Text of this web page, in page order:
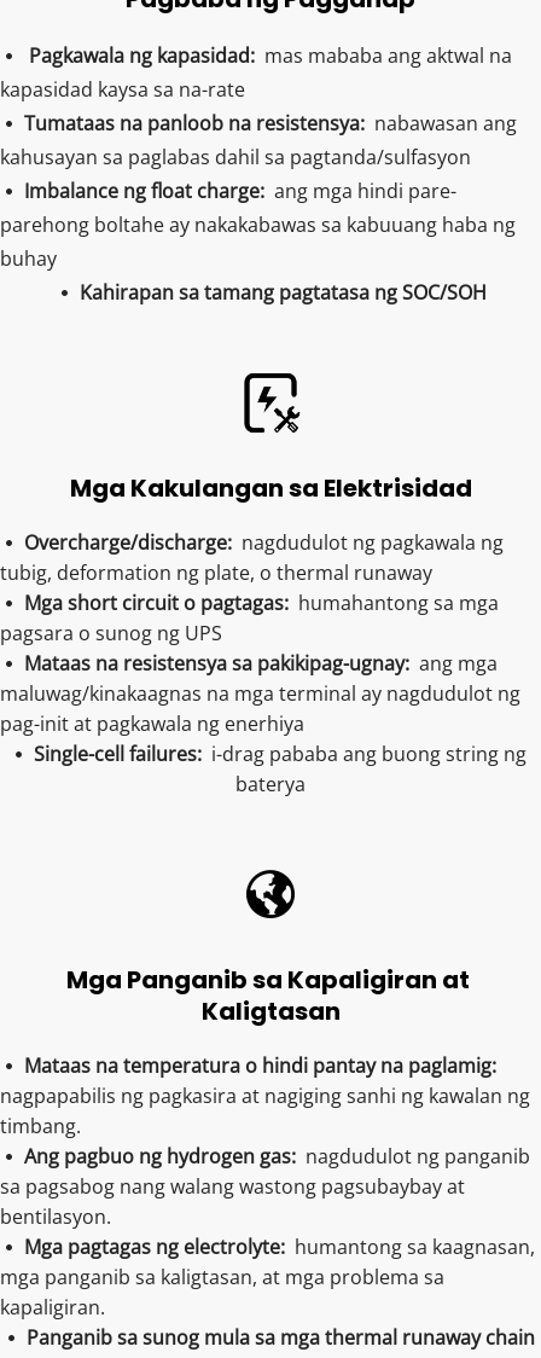
 Pagkawala ng kapasidad: mas mababa ang aktwal na
kapasidad kaysa sa na-rate
 Tumataas na panloob na resistensya: nabawasan ang
kahusayan sa paglabas dahil sa pagtanda/sulfasyon
 Imbalance ng float charge: ang mga hindi pare-
parehong boltahe ay nakakabawas sa kabuuang haba ng
buhay
 Kahirapan sa tamang pagtatasa ng SOC/SOH
Mga Kakulangan sa Elektrisidad
 Overcharge/discharge: nagdudulot ng pagkawala ng
tubig, deformation ng plate, o thermal runaway
 Mga short circuit o pagtagas: humahantong sa mga
pagsara o sunog ng UPS
 Mataas na resistensya sa pakikipag-ugnay: ang mga
maluwag/kinakaagnas na mga terminal ay nagdudulot ng
pag-init at pagkawala ng enerhiya
 Single-cell failures: i-drag pababa ang buong string ng
baterya
Mga Panganib sa Kapaligiran at
Kaligtasan

nagpapabilis ng pagkasira at nagiging sanhi ng kawalan ng
timbang.
 Ang pagbuo ng hydrogen gas: nagdudulot ng panganib
sa pagsabog nang walang wastong pagsubaybay at
bentilasyon.
 Mga pagtagas ng electrolyte: humantong sa kaagnasan,
mga panganib sa kaligtasan, at mga problema sa
kapaligiran.
 Panganib sa sunog mula sa mga thermal runaway chain